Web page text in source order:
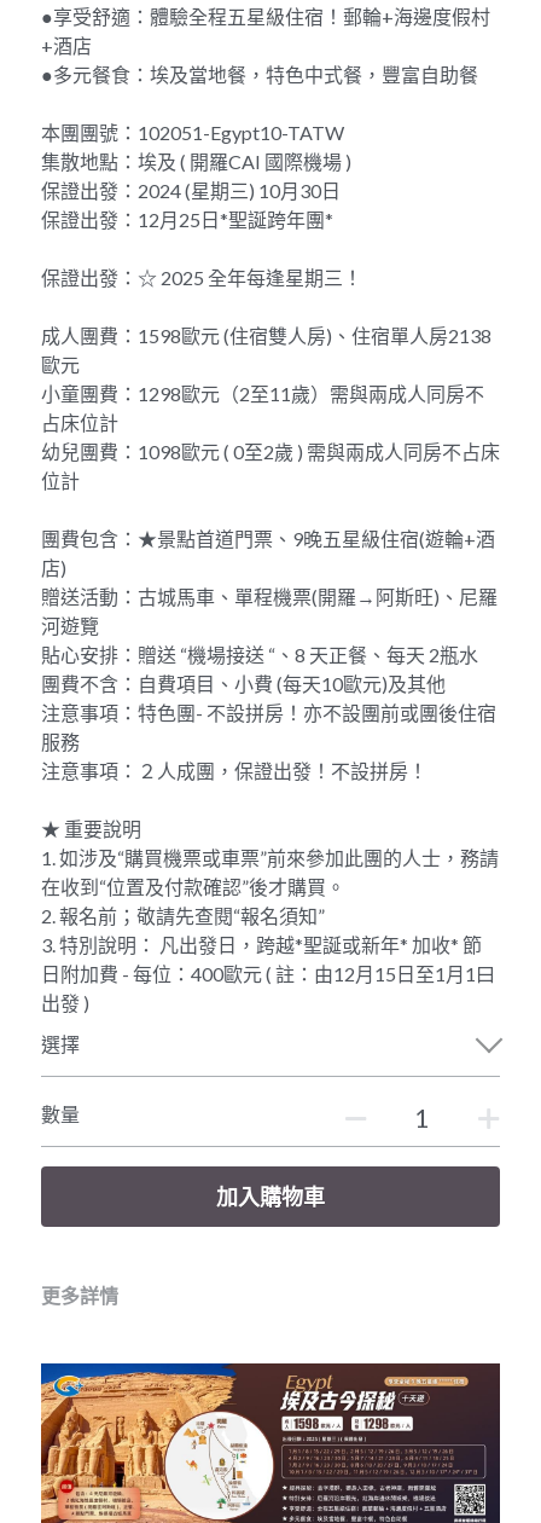
粉線「冰川峽灣」7天
土耳其經典8日遊
美東經典6天遊
美西豪華10天
●享受舒適：體驗全程五星級住宿！郵輪+海邊度假村
+酒店
●多元餐食：埃及當地餐，特色中式餐，豐富自助餐
本團團號：102051-Egypt10-TATW
集散地點：​埃及 ( 開羅CAI 國際機場 )
保證出發：2024 (星期三) 10月30日
保證出發：12月25日*聖誕跨年團*
保證出發：☆ 2025 全年每逢星期三！
成人團費：1598歐元 (住宿雙人房)、住宿單人房2138
歐元
小童團費：1298歐元（2至11歲）需與兩成人同房不
占床位計
幼兒團費：1098歐元 ( 0至2歲 ) 需與兩成人同房不占床
位計
團費包含：★景點首道門票、9晚五星級住宿(遊輪+酒
店)
贈送活動：古城馬車、單程機票(開羅→阿斯旺)、尼羅
河遊覽
貼心安排：贈送 “機場接送 “、8 天正餐、每天 2瓶水
團費不含：自費項目、小費 (每天10歐元)及其他
注意事項：特色團- 不設拼房！亦不設團前或團後住宿
服務
注意事項：２人成團，保證出發！不設拼房！
★ 重要說明
1. 如涉及“購買機票或車票”前來參加此團的人士，務請
在收到“位置及付款確認”後才購買。
2. 報名前；敬請先查閱“報名須知”
3. 特別說明： 凡出發日，跨越*聖誕或新年* 加收* 節
日附加費 - 每位：400歐元 ( 註：由12月15日至1月1曰
出發 )
選擇
數量
加入購物車
更多詳情